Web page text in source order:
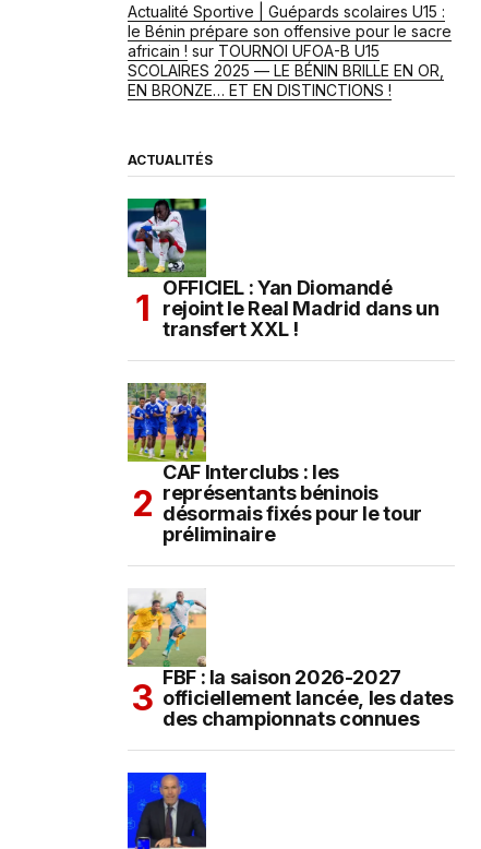
Actualité Sportive | Guépards scolaires U15 :
le Bénin prépare son offensive pour le sacre
africain ! sur TOURNOI UFOA-B U15
SCOLAIRES 2025 — LE BÉNIN BRILLE EN OR,
EN BRONZE… ET EN DISTINCTIONS !
ACTUALITÉS
OFFICIEL : Yan Diomandé
rejoint le Real Madrid dans un
transfert XXL !
CAF Interclubs : les
représentants béninois
désormais fixés pour le tour
préliminaire
FBF : la saison 2026-2027
officiellement lancée, les dates
des championnats connues